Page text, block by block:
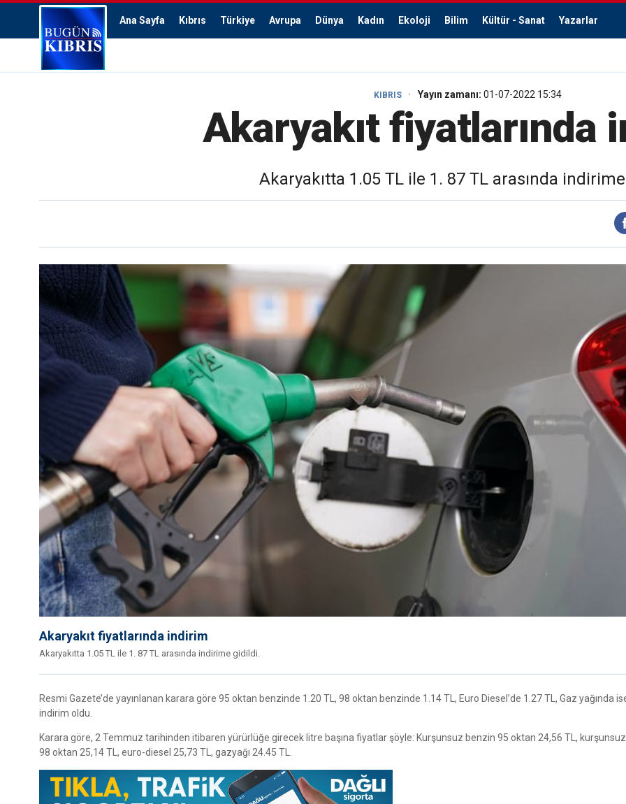
Ana Sayfa Kıbrıs Türkiye Avrupa Dünya Kadın Ekoloji Bilim Kültür - Sanat Yazarlar
KIBRIS Yayın zamanı: 01-07-2022 15:34
Akaryakıt fiyatlarında
Akaryakıtta 1.05 TL ile 1. 87 TL arasında
Akaryakıt fiyatlarında indirim
Akaryakıtta 1.05 TL ile 1. 87 TL arasında indirime gidildi.
Resmi Gazete’de yayınlanan karara göre 95 oktan benzinde 1.20 TL, 98 oktan benzinde 1.14 TL, Euro Diesel’de 1.27 TL, Gaz yağında
indirim oldu.
Karara göre, 2 Temmuz tarihinden itibaren yürürlüğe girecek litre başına fiyatlar şöyle: Kurşunsuz benzin 95 oktan 24,56 TL,
98 oktan 25,14 TL, euro-diesel 25,73 TL, gazyağı 24.45 TL.